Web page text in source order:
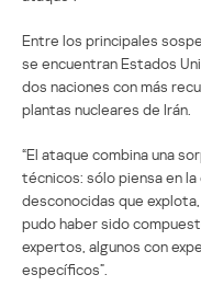
Entre los principales
se encuentran Estados
dos naciones con más
plantas nucleares de Irán.
“El ataque combina una
técnicos: sólo piensa en
desconocidas que
pudo haber sido
expertos, algunos con
específicos”.